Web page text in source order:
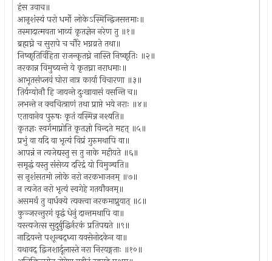
हंस उवाच॥
आनृशंस्यं परो धर्मो लोकेऽस्मिन्द्विजसत्तमाः॥
तस्मादात्मवता भाव्यं कृतज्ञेन नरेण तु ॥१॥
ब्रह्मघ्ने च सुरापे च चौरे भग्नव्रते तथा॥
निष्कृतिर्विहिता राजन्कृतघ्ने नास्ति निष्कृतिः ॥२॥
नरकान्न विमुच्यन्ते ये कृतघ्ना नराधमाः॥
आभूतसंप्लवं घोरा नात्र कार्या विचारणा ॥३॥
तिर्यग्योनौ हि जायन्ते दुःखावासं वसन्ति च॥
लभन्ते न क्वचित्त्राणं तथा प्राप्ते भये नराः ॥४॥
एतावानेव पुरुषः कृतं यस्मिन्न नश्यति॥
कृतज्ञः स्वर्गमाप्नोति कृतज्ञो विन्दते महत् ॥५॥
प्रभुं वा यदि वा भृत्यं विप्रं गुरुमथापि वा॥
आपन्नं न त्यजेद्यस्तु स तु नाके महीयते ॥६॥
समृद्धं यस्तु संसेव्य दरिद्रं यो विमुञ्चति॥
स नृशंसतमो लोके नरो नरकभाजनम् ॥७॥
न त्यजेत नरो भृत्यं स्वगेहे गतयौवनम्॥
असमर्थं तु वार्धक्ये त्यक्त्वा नरकमाप्नुयात् ॥८॥
कुञ्जरन्तुरगं वृद्धं धेनुं दान्तमथापि वा॥
यस्त्यजेत्स सुदुर्बुद्धिर्नरकं प्रतिपद्यते ॥९॥
नाद्रियन्ते पशून्बद्ध्वा यवसेनोदकेन वा॥
यथावद् द्विजशार्दूलास्ते नरा निरयङ्गताः ॥१०॥